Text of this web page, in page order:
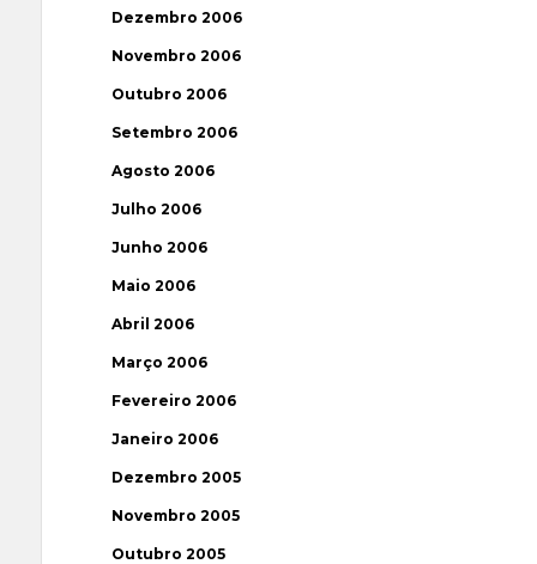
Dezembro 2006
Novembro 2006
Outubro 2006
Setembro 2006
Agosto 2006
Julho 2006
Junho 2006
Maio 2006
Abril 2006
Março 2006
Fevereiro 2006
Janeiro 2006
Dezembro 2005
Novembro 2005
Outubro 2005